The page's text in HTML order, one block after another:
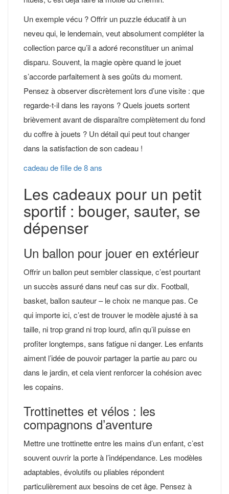
Un exemple vécu ? Offrir un puzzle éducatif à un
neveu qui, le lendemain, veut absolument compléter la
collection parce qu’il a adoré reconstituer un animal
disparu. Souvent, la magie opère quand le jouet
s’accorde parfaitement à ses goûts du moment.
Pensez à observer discrètement lors d’une visite : que
regarde-t-il dans les rayons ? Quels jouets sortent
brièvement avant de disparaître complètement du fond
du coffre à jouets ? Un détail qui peut tout changer
dans la satisfaction de son cadeau !
cadeau de fille de 8 ans
Les cadeaux pour un petit
sportif : bouger, sauter, se
dépenser
Un ballon pour jouer en extérieur
Offrir un ballon peut sembler classique, c’est pourtant
un succès assuré dans neuf cas sur dix. Football,
basket, ballon sauteur – le choix ne manque pas. Ce
qui importe ici, c’est de trouver le modèle ajusté à sa
taille, ni trop grand ni trop lourd, afin qu’il puisse en
profiter longtemps, sans fatigue ni danger. Les enfants
aiment l’idée de pouvoir partager la partie au parc ou
dans le jardin, et cela vient renforcer la cohésion avec
les copains.
Trottinettes et vélos : les
compagnons d’aventure
Mettre une trottinette entre les mains d’un enfant, c’est
souvent ouvrir la porte à l’indépendance. Les modèles
adaptables, évolutifs ou pliables répondent
particulièrement aux besoins de cet âge. Pensez à